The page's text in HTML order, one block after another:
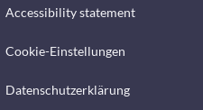
Accessibility statement
Cookie-Einstellungen
Datenschutzerklärung